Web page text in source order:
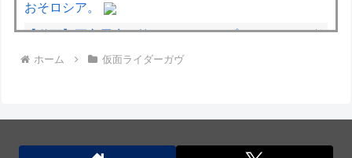
おそロシア。
【動画】両方馬鹿（笑）ミニストップでトラックと衝
突したドラレコが（ノ∇`）
ホーム 仮面ライダーガヴ